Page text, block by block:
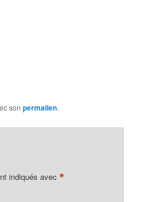
son permalien.
indiqués avec *